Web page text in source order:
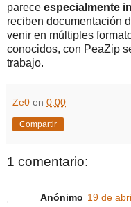
parece especialmente
reciben documentación
venir en múltiples
conocidos, con PeaZip
trabajo.
Ze0 en 0:00
Compartir
1 comentario:
Anónimo 19 de